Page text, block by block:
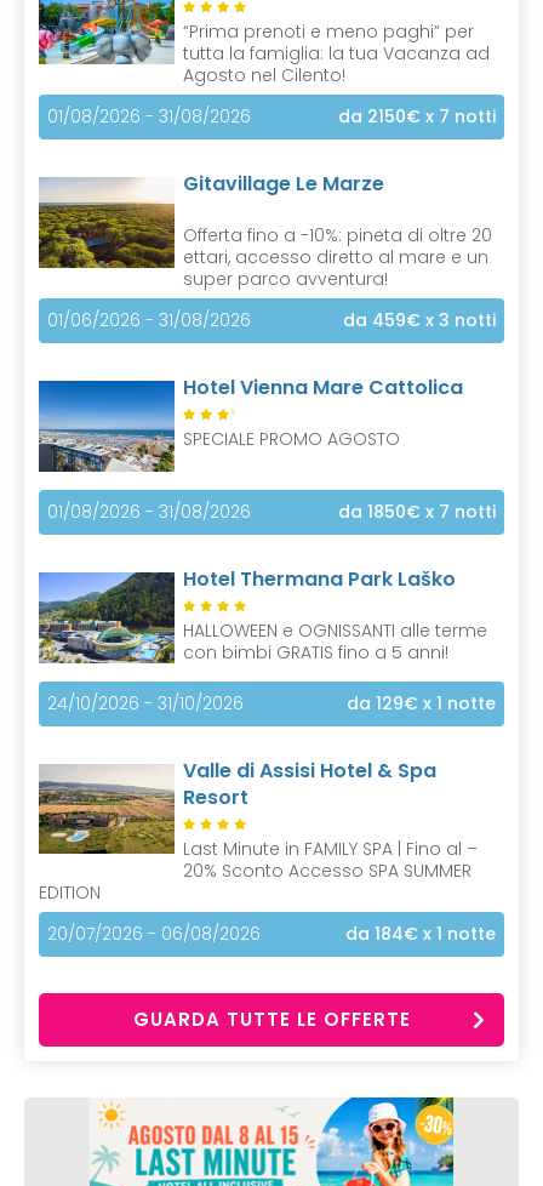
“Prima prenoti e meno paghi” per
tutta la famiglia: la tua Vacanza ad
Agosto nel Cilento!
01/08/2026 - 31/08/2026
da 2150€ x 7 notti
Gitavillage Le Marze
Offerta fino a -10%: pineta di oltre 20
ettari, accesso diretto al mare e un
super parco avventura!
01/06/2026 - 31/08/2026
da 459€ x 3 notti
Hotel Vienna Mare Cattolica
S
SPECIALE PROMO AGOSTO
01/08/2026 - 31/08/2026 da 1850€ x 7 notti
Hotel Thermana Park Laško
HALLOWEEN e OGNISSANTI alle terme
con bimbi GRATIS fino a 5 anni!
24/10/2026 - 31/10/2026 da 129€ x 1 notte
Valle di Assisi Hotel & Spa
Resort
Last Minute in FAMILY SPA | Fino al –
20% Sconto Accesso SPA SUMMER
EDITION
20/07/2026 - 06/08/2026
da 184€ x 1 notte
GUARDA TUTTE LE OFFERTE